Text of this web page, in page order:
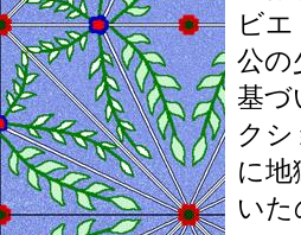
ビ
公の
基
ク
に
い